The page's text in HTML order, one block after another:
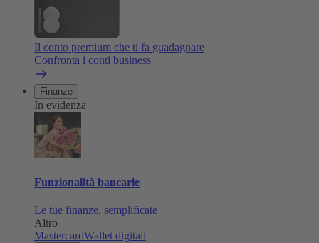
Il conto premium che ti fa guadagnare
Confronta i conti business
Finanze
In evidenza
Funzionalità bancarie
Le tue finanze, semplificate
Altro
MastercardWallet digitali